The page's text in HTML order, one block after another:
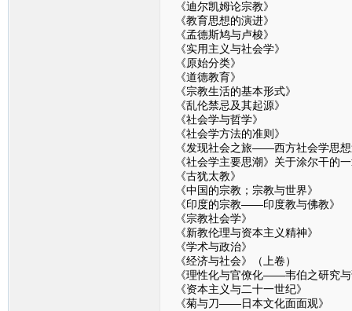
《迪尔凯姆论宗教》
《教育思想的演进》
《孟德斯鸠与卢梭》
《实用主义与社会学》
《原始分类》
《道德教育》
《宗教生活的基本形式》
《乱伦禁忌及其起源》
《社会学与哲学》
《社会学方法的准则》
《发现社会之旅——西方社会学思
《社会学主要思潮》关于涂尔干的
《古犹太教》
《中国的宗教；宗教与世界》
《印度的宗教——印度教与佛教》
《宗教社会学》
《新教伦理与资本主义精神》
《学术与政治》
《经济与社会》（上卷）
《理性化与官僚化——韦伯之研究
《资本主义与二十一世纪》
《菊与刀——日本文化面面观》